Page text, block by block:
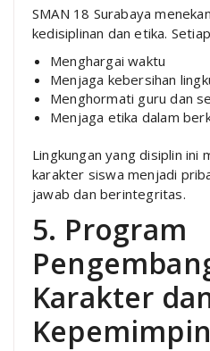
SMAN 18 Surabaya
kedisiplinan dan etika.
Menghargai waktu
Menjaga kebersihan
Menghormati guru dan
Menjaga etika dalam
Lingkungan yang disiplin ini
karakter siswa menjadi
jawab dan berintegritas.
5. Program
Karakter